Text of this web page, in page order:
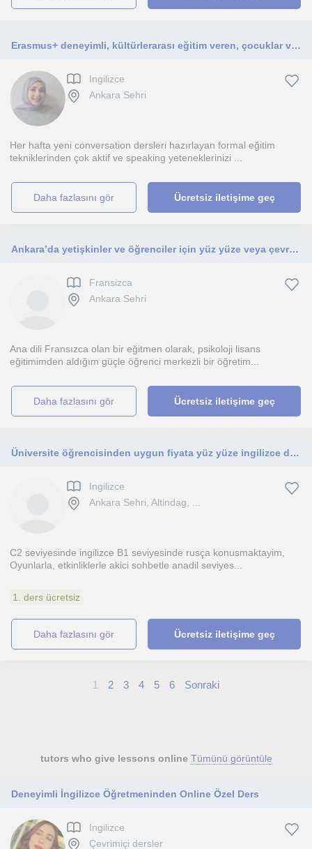
Erasmus+ deneyimli, kültürlerarası eğitim veren, çocuklar ve yetişkinlere konuşma odaklı İngilizce dersleri sunan bir eğitmenim.
Ingilizce
Ankara Sehri
Her hafta yeni conversation dersleri hazırlayan formal eğitim
tekniklerinden çok aktif ve speaking yeteneklerinizi ...
daha fazlasını gör Ücretsiz iletişime geç
Ankara’da yetişkinler ve öğrenciler için yüz yüze veya çevrimiçi Fransızca dersleri sunan, psikoloji altyapılı ana dili Fransızca
Fransizca
Ankara Sehri
Ana dili Fransızca olan bir eğitmen olarak, psikoloji lisans
eğitimimden aldığım güçle öğrenci merkezli bir öğretim...
daha fazlasını gör Ücretsiz iletişime geç
Üniversite öğrencisinden uygun fiyata yüz yüze ingilizce dersi
Ingilizce
Ankara Sehri, Altindag, ...
C2 seviyesinde ingilizce B1 seviyesinde rusça konusmaktayim,
Oyunlarla, etkinliklerle akici sohbetle anadil seviyes...
1. ders ücretsiz
daha fazlasını gör Ücretsiz iletişime geç
1 2 3 4 5 6 Sonraki
tutors who give lessons online Tümünü görüntüle
Deneyimli İngilizce Öğretmeninden Online Özel Ders
Ingilizce
Çevrimiçi dersler